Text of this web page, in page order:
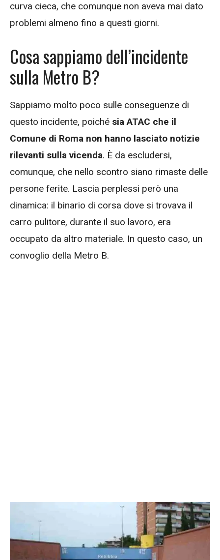
curva cieca, che comunque non aveva mai dato
problemi almeno fino a questi giorni.
Cosa sappiamo dell’incidente
sulla Metro B?
Sappiamo molto poco sulle conseguenze di
questo incidente, poiché sia ATAC che il
Comune di Roma non hanno lasciato notizie
rilevanti sulla vicenda. È da escludersi,
comunque, che nello scontro siano rimaste delle
persone ferite. Lascia perplessi però una
dinamica: il binario di corsa dove si trovava il
carro pulitore, durante il suo lavoro, era
occupato da altro materiale. In questo caso, un
convoglio della Metro B.